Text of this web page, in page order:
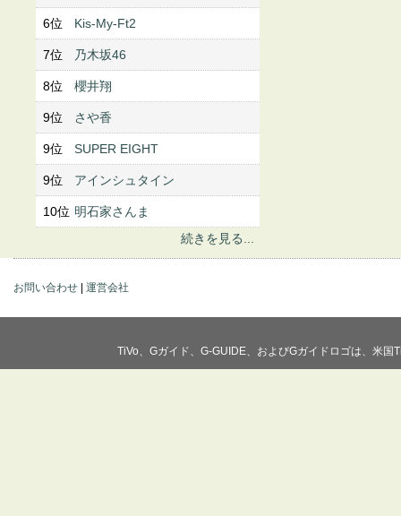
6位 Kis-My-Ft2
7位 乃木坂46
8位 櫻井翔
9位 さや香
9位 SUPER EIGHT
9位 アインシュタイン
10位 明石家さんま
続きを見る...
お問い合わせ 運営会社
TiVo、Gガイド、G-GUIDE、およびGガイドロゴは、米